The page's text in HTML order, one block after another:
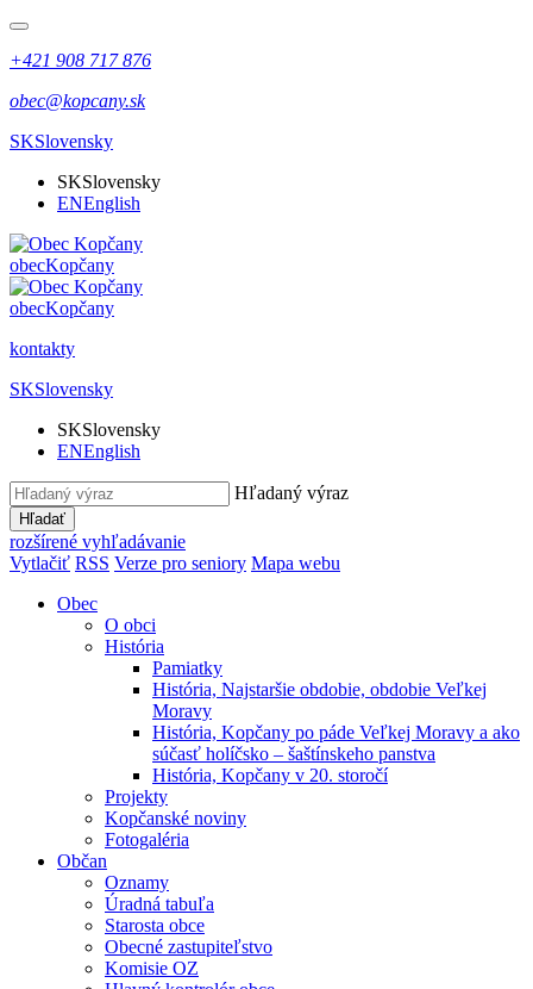
+421 908 717 876
obec@kopcany.sk
SKSlovensky
SKSlovensky
ENEnglish
obecKopčany
obecKopčany
kontakty
SKSlovensky
SKSlovensky
ENEnglish
Hľadaný výraz
Hľadať
rozšírené vyhľadávanie
Vytlačiť RSS Verze pro seniory Mapa webu
Obec
O obci
História
Pamiatky
História, Najstaršie obdobie, obdobie Veľkej
Moravy
História, Kopčany po páde Veľkej Moravy a ako
súčasť holíčsko – šaštínskeho panstva
História, Kopčany v 20. storočí
Projekty
Kopčanské noviny
Fotogaléria
Občan
Oznamy
Úradná tabuľa
Starosta obce
Obecné zastupiteľstvo
Komisie OZ